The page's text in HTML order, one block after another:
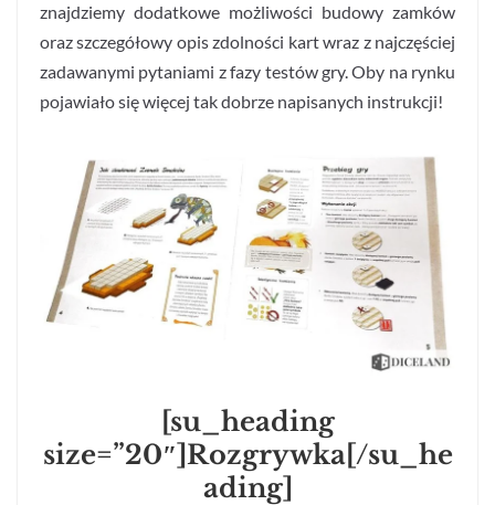
znajdziemy dodatkowe możliwości budowy zamków
oraz szczegółowy opis zdolności kart wraz z najczęściej
zadawanymi pytaniami z fazy testów gry. Oby na rynku
pojawiało się więcej tak dobrze napisanych instrukcji!
[su_heading
size=”20″]Rozgrywka[/su_he
ading]